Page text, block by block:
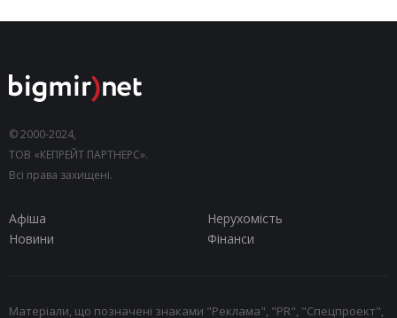
© 2000-2024,
ТОВ «КЕПРЕЙТ ПАРТНЕРС».
Всі права захищені.
Афіша
Нерухомість
Новини
Фінанси
Матеріали, що позначені знаками "Реклама", "PR", "Спецпроект",